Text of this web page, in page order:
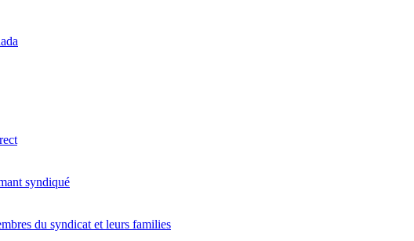
syndiqué
du syndicat et leurs families